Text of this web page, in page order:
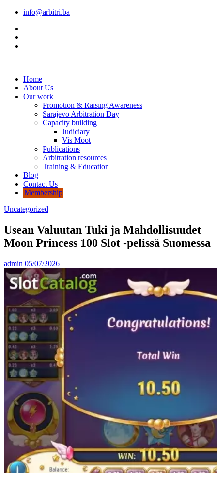
info@arbitri.ba
Home
About Us
Our work
Promotion & Raising Awareness
Sarajevo Arbitration Day
Capacity building
Judiciary
Vis Moot
Publications
Arbitration resources
Training & Education
Blog
Contact Us
Membership
Uncategorized
Usean Valuutan Tuki ja Mahdollisuudet
Moon Princess 100 Slot -pelissä Suomessa
admin 05/07/2026